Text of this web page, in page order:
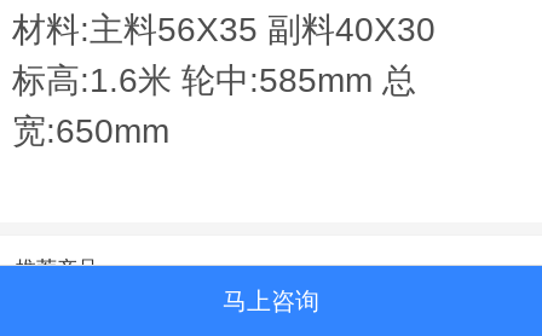
材料:主料56X35 副料40X30
标高:1.6米 轮中:585mm 总
宽:650mm
推荐产品
马上咨询